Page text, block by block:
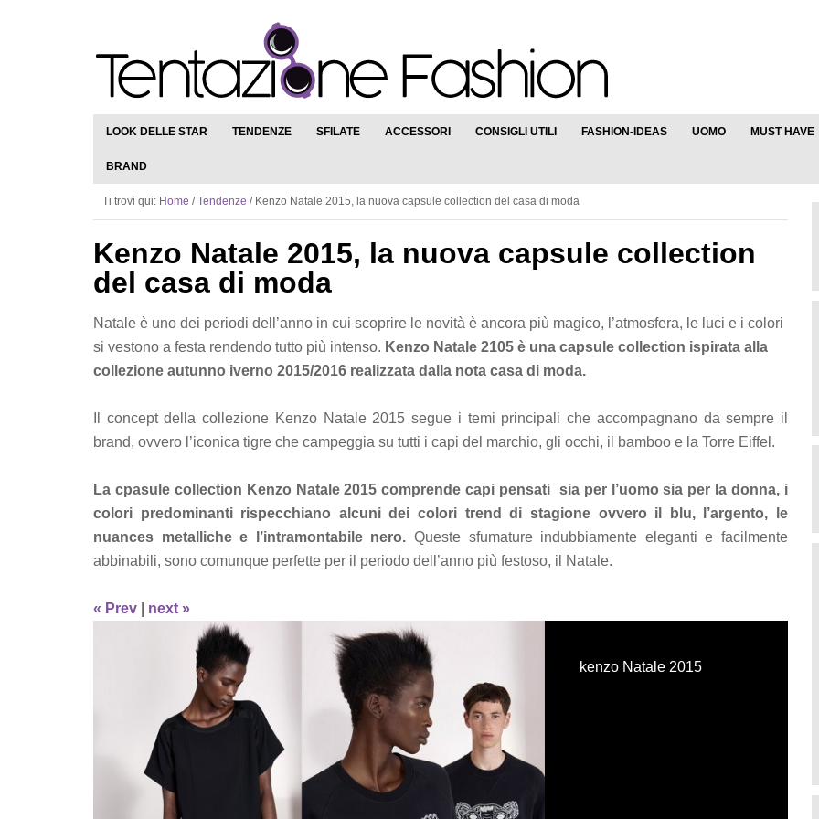
LOOK DELLE STAR TENDENZE SFILATE ACCESSORI CONSIGLI UTILI FASHION-IDEAS UOMO MUST HAVE
BRAND
Ti trovi qui: Home / Tendenze /Kenzo Natale 2015, la nuova capsule collection del casa di moda
Kenzo Natale 2015, la nuova capsule collection
del casa di moda
Natale è uno dei periodi dell’anno in cui scoprire le novità è ancora più magico, l’atmosfera, le luci e i colori
si vestono a festa rendendo tutto più intenso. Kenzo Natale 2105 è una capsule collection ispirata alla
collezione autunno iverno 2015/2016 realizzata dalla nota casa di moda.
Il concept della collezione Kenzo Natale 2015 segue i temi principali che accompagnano da sempre il
brand, ovvero l’iconica tigre che campeggia su tutti i capi del marchio, gli occhi, il bamboo e la Torre Eiffel.
La cpasule collection Kenzo Natale 2015 comprende capi pensati sia per l’uomo sia per la donna, i
colori predominanti rispecchiano alcuni dei colori trend di stagione ovvero il blu, l’argento, le
nuances metalliche e l’intramontabile nero. Queste sfumature indubbiamente eleganti e facilmente
abbinabili, sono comunque perfette per il periodo dell’anno più festoso, il Natale.
« Prev next »
kenzo Natale 2015
kenzo Natale 2015
kenzo Natale 2015
kenzo Natale 2015
kenzo Natale 2015
kenzo Natale 2015
kenzo Natale 2015